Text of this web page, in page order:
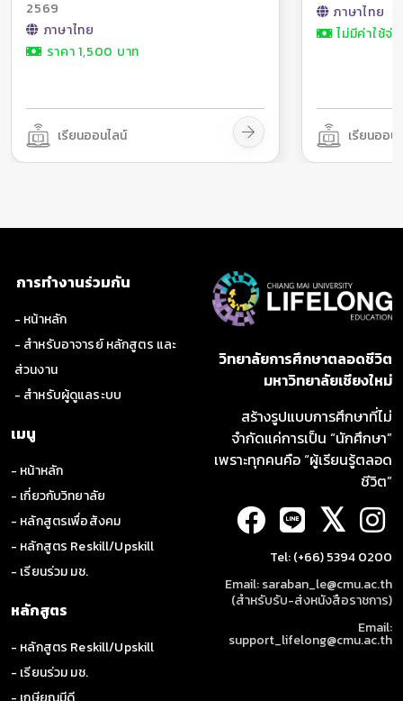
2569
ภาษาไทย
ราคา 1,500 บาท
เรียนออนไลน์
ภาษาไทย
ไม่มีค่าใช้จ่
เรียนออน
การทำงานร่วมกัน
- หน้าหลัก
- สำหรับอาจารย์ หลักสูตร และ
ส่วนงาน
- สำหรับผู้ดูแลระบบ
เมนู
- หน้าหลัก
- เกี่ยวกับวิทยาลัย
- หลักสูตรเพื่อสังคม
- หลักสูตร Reskill/Upskill
- เรียนร่วม มช.
หลักสูตร
- หลักสูตร Reskill/Upskill
- เรียนร่วม มช.
วิทยาลัยการศึกษาตลอดชีวิต
มหาวิทยาลัยเชียงใหม่
สร้างรูปแบบการศึกษาที่ไม่
จำกัดแค่การเป็น “นักศึกษา”
เพราะทุกคนคือ “ผู้เรียนรู้ตลอด
ชีวิต”
𝕏
Tel: (+66) 5394 0200
Email: saraban_le@cmu.ac.th
(สำหรับรับ-ส่งหนังสือราชการ)
Email:
support_lifelong@cmu.ac.th